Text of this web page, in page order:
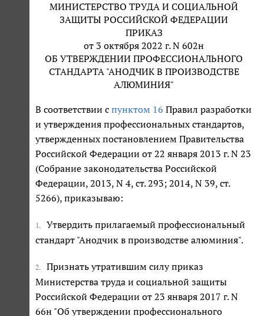
МИНИСТЕРСТВО ТРУДА И СОЦИАЛЬНОЙ
ЗАЩИТЫ РОССИЙСКОЙ ФЕДЕРАЦИИ
ПРИКАЗ
от 3 октября 2022 г. N 602н
ОБ УТВЕРЖДЕНИИ ПРОФЕССИОНАЛЬНОГО
СТАНДАРТА "АНОДЧИК В ПРОИЗВОДСТВЕ
АЛЮМИНИЯ"
В соответствии с пунктом 16 Правил разработки
и утверждения профессиональных стандартов,
утвержденных постановлением Правительства
Российской Федерации от 22 января 2013 г. N 23
(Собрание законодательства Российской
Федерации, 2013, N 4, ст. 293; 2014, N 39, ст.
5266), приказываю:
1.
Утвердить прилагаемый профессиональный
стандарт "Анодчик в производстве алюминия".
2.
Признать утратившим силу приказ
Министерства труда и социальной защиты
Российской Федерации от 23 января 2017 г. N
66н "Об утверждении профессионального